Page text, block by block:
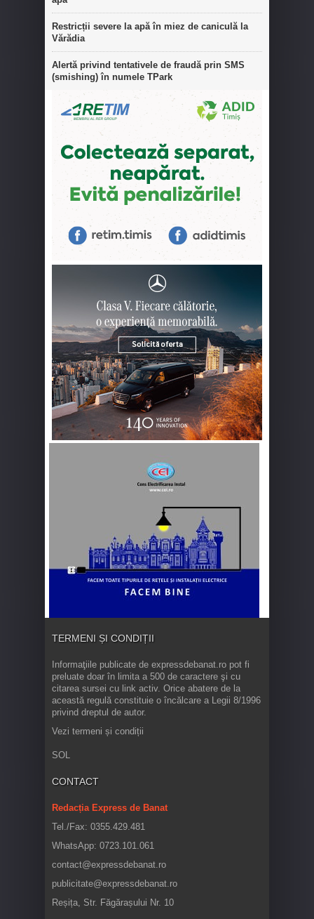
Restricții severe la apă în miez de caniculă la
Vărădia
Alertă privind tentativele de fraudă prin SMS
(smishing) în numele TPark
TERMENI ȘI CONDIȚII
Informaţiile publicate de expressdebanat.ro pot fi
preluate doar în limita a 500 de caractere şi cu
citarea sursei cu link activ. Orice abatere de la
această regulă constituie o încălcare a Legii 8/1996
privind dreptul de autor.
Vezi termeni și condiții
SOL
CONTACT
Redacția Express de Banat
Tel./Fax: 0355.429.481
WhatsApp: 0723.101.061
contact@expressdebanat.ro
publicitate@expressdebanat.ro
Reșița, Str. Făgărașului Nr. 10